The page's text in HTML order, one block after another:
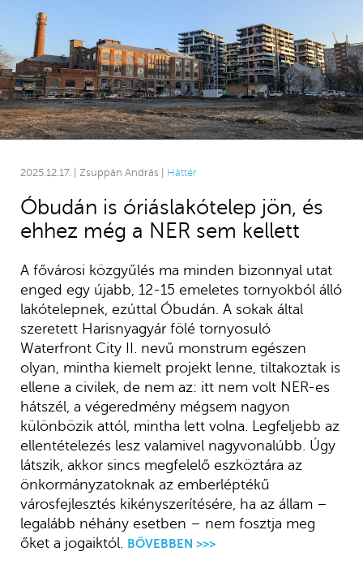
2025.12.17. | Zsuppán András | Háttér
Óbudán is óriáslakótelep jön, és
ehhez még a NER sem kellett
A fővárosi közgyűlés ma minden bizonnyal utat
enged egy újabb, 12-15 emeletes tornyokból álló
lakótelepnek, ezúttal Óbudán. A sokak által
szeretett Harisnyagyár fölé tornyosuló
Waterfront City II. nevű monstrum egészen
olyan, mintha kiemelt projekt lenne, tiltakoztak is
ellene a civilek, de nem az: itt nem volt NER-es
hátszél, a végeredmény mégsem nagyon
különbözik attól, mintha lett volna. Legfeljebb az
ellentételezés lesz valamivel nagyvonalúbb. Úgy
látszik, akkor sincs megfelelő eszköztára az
önkormányzatoknak az emberléptékű
városfejlesztés kikényszerítésére, ha az állam –
legalább néhány esetben – nem fosztja meg
őket a jogaiktól.
BŐVEBBEN >>>